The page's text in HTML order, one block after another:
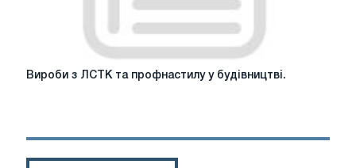
Вироби
профнастилу
Вироби з ЛСТК та профнастилу у будівництві.